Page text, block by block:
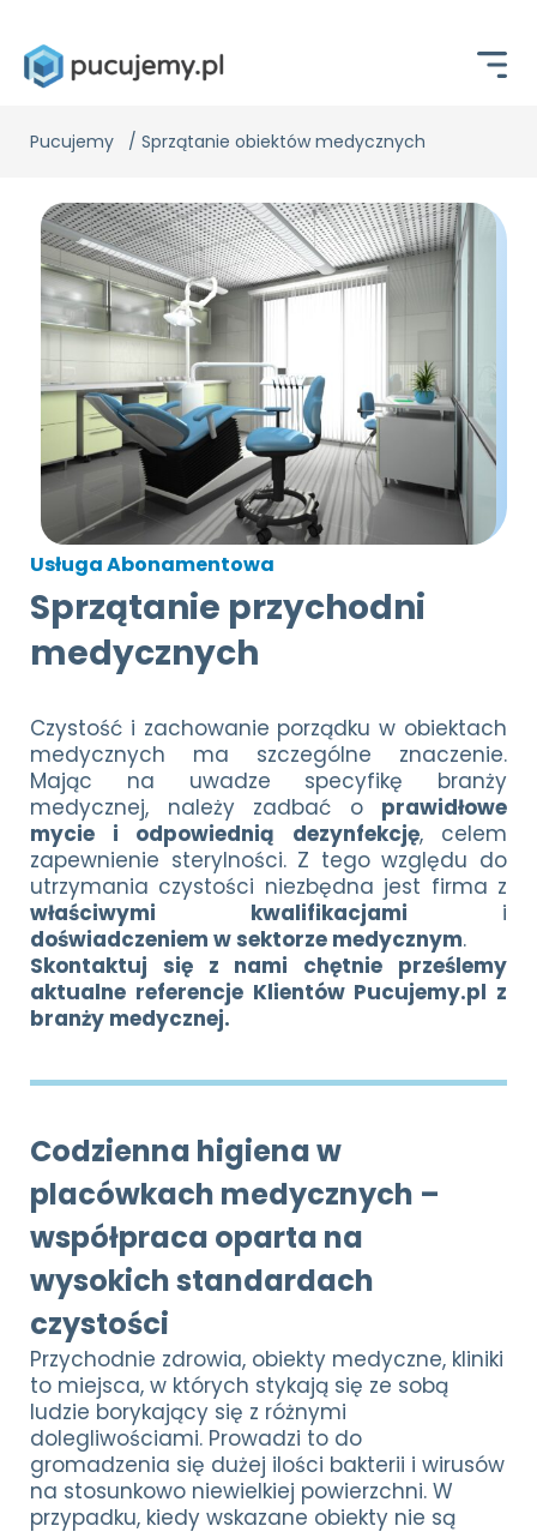
Pucujemy / Sprzątanie obiektów medycznych
Usługa Abonamentowa
Sprzątanie przychodni
medycznych
Czystość i zachowanie porządku w obiektach
medycznych ma szczególne znaczenie.
Mając na uwadze specyfikę branży
medycznej, należy zadbać o prawidłowe
mycie i odpowiednią dezynfekcję, celem
zapewnienie sterylności. Z tego względu do
utrzymania czystości niezbędna jest firma z
właściwymi kwalifikacjami i
doświadczeniem w sektorze medycznym.
Skontaktuj się z nami chętnie prześlemy
aktualne referencje Klientów Pucujemy.pl z
branży medycznej.
Codzienna higiena w
placówkach medycznych –
współpraca oparta na
wysokich standardach
czystości
Przychodnie zdrowia, obiekty medyczne, kliniki
to miejsca, w których stykają się ze sobą
ludzie borykający się z różnymi
dolegliwościami. Prowadzi to do
gromadzenia się dużej ilości bakterii i wirusów
na stosunkowo niewielkiej powierzchni. W
przypadku, kiedy wskazane obiekty nie są